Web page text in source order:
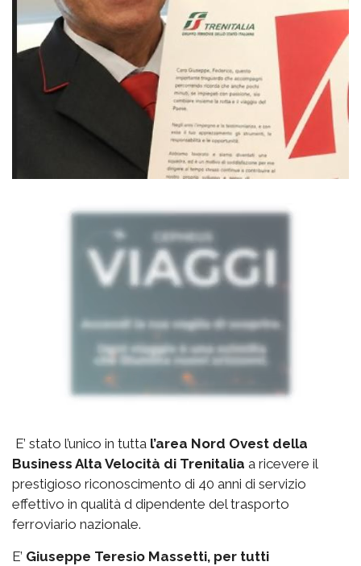
E’ stato l’unico in tutta l’area Nord Ovest della
Business Alta Velocità di Trenitalia a ricevere il
prestigioso riconoscimento di 40 anni di servizio
effettivo in qualità d dipendente del trasporto
ferroviario nazionale.
E’ Giuseppe Teresio Massetti, per tutti